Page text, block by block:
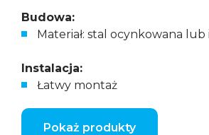
Budowa:
Materiał: stal ocynkowana lub
Instalacja:
Łatwy montaż
Pokaż produkty